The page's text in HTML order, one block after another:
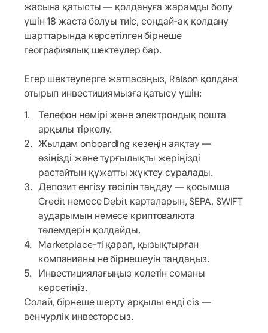
жасына қатысты — қолдануға жарамды болу
үшін 18 жаста болуы тиіс, сондай-ақ қолдану
шарттарында көрсетілген бірнеше
географиялық шектеулер бар.
Егер шектеулерге жатпасаңыз, Raison қолдана
отырып инвестициямызға қатысу үшін:
Телефон нөмірі және электрондық пошта
арқылы тіркелу.
Жылдам onboarding кезеңін аяқтау —
өзіңізді және тұрғылықты жеріңізді
растайтын құжатты жүктеу сұралады.
Депозит енгізу тәсілін таңдау — қосымша
Credit немесе Debit карталарын, SEPA, SWIFT
аударымын немесе криптовалюта
төлемдерін қолдайды.
Marketplace-ті қарап, қызықтырған
компанияны не бірнешеуін таңдаңыз.
Инвестициялағыңыз келетін соманы
көрсетіңіз.
Солай, бірнеше шерту арқылы енді сіз —
венчурлік инвесторсыз.